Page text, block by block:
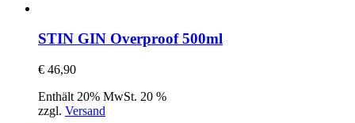
STIN GIN Overproof 500ml
€ 46,90
Enthält 20% MwSt. 20 %
zzgl. Versand